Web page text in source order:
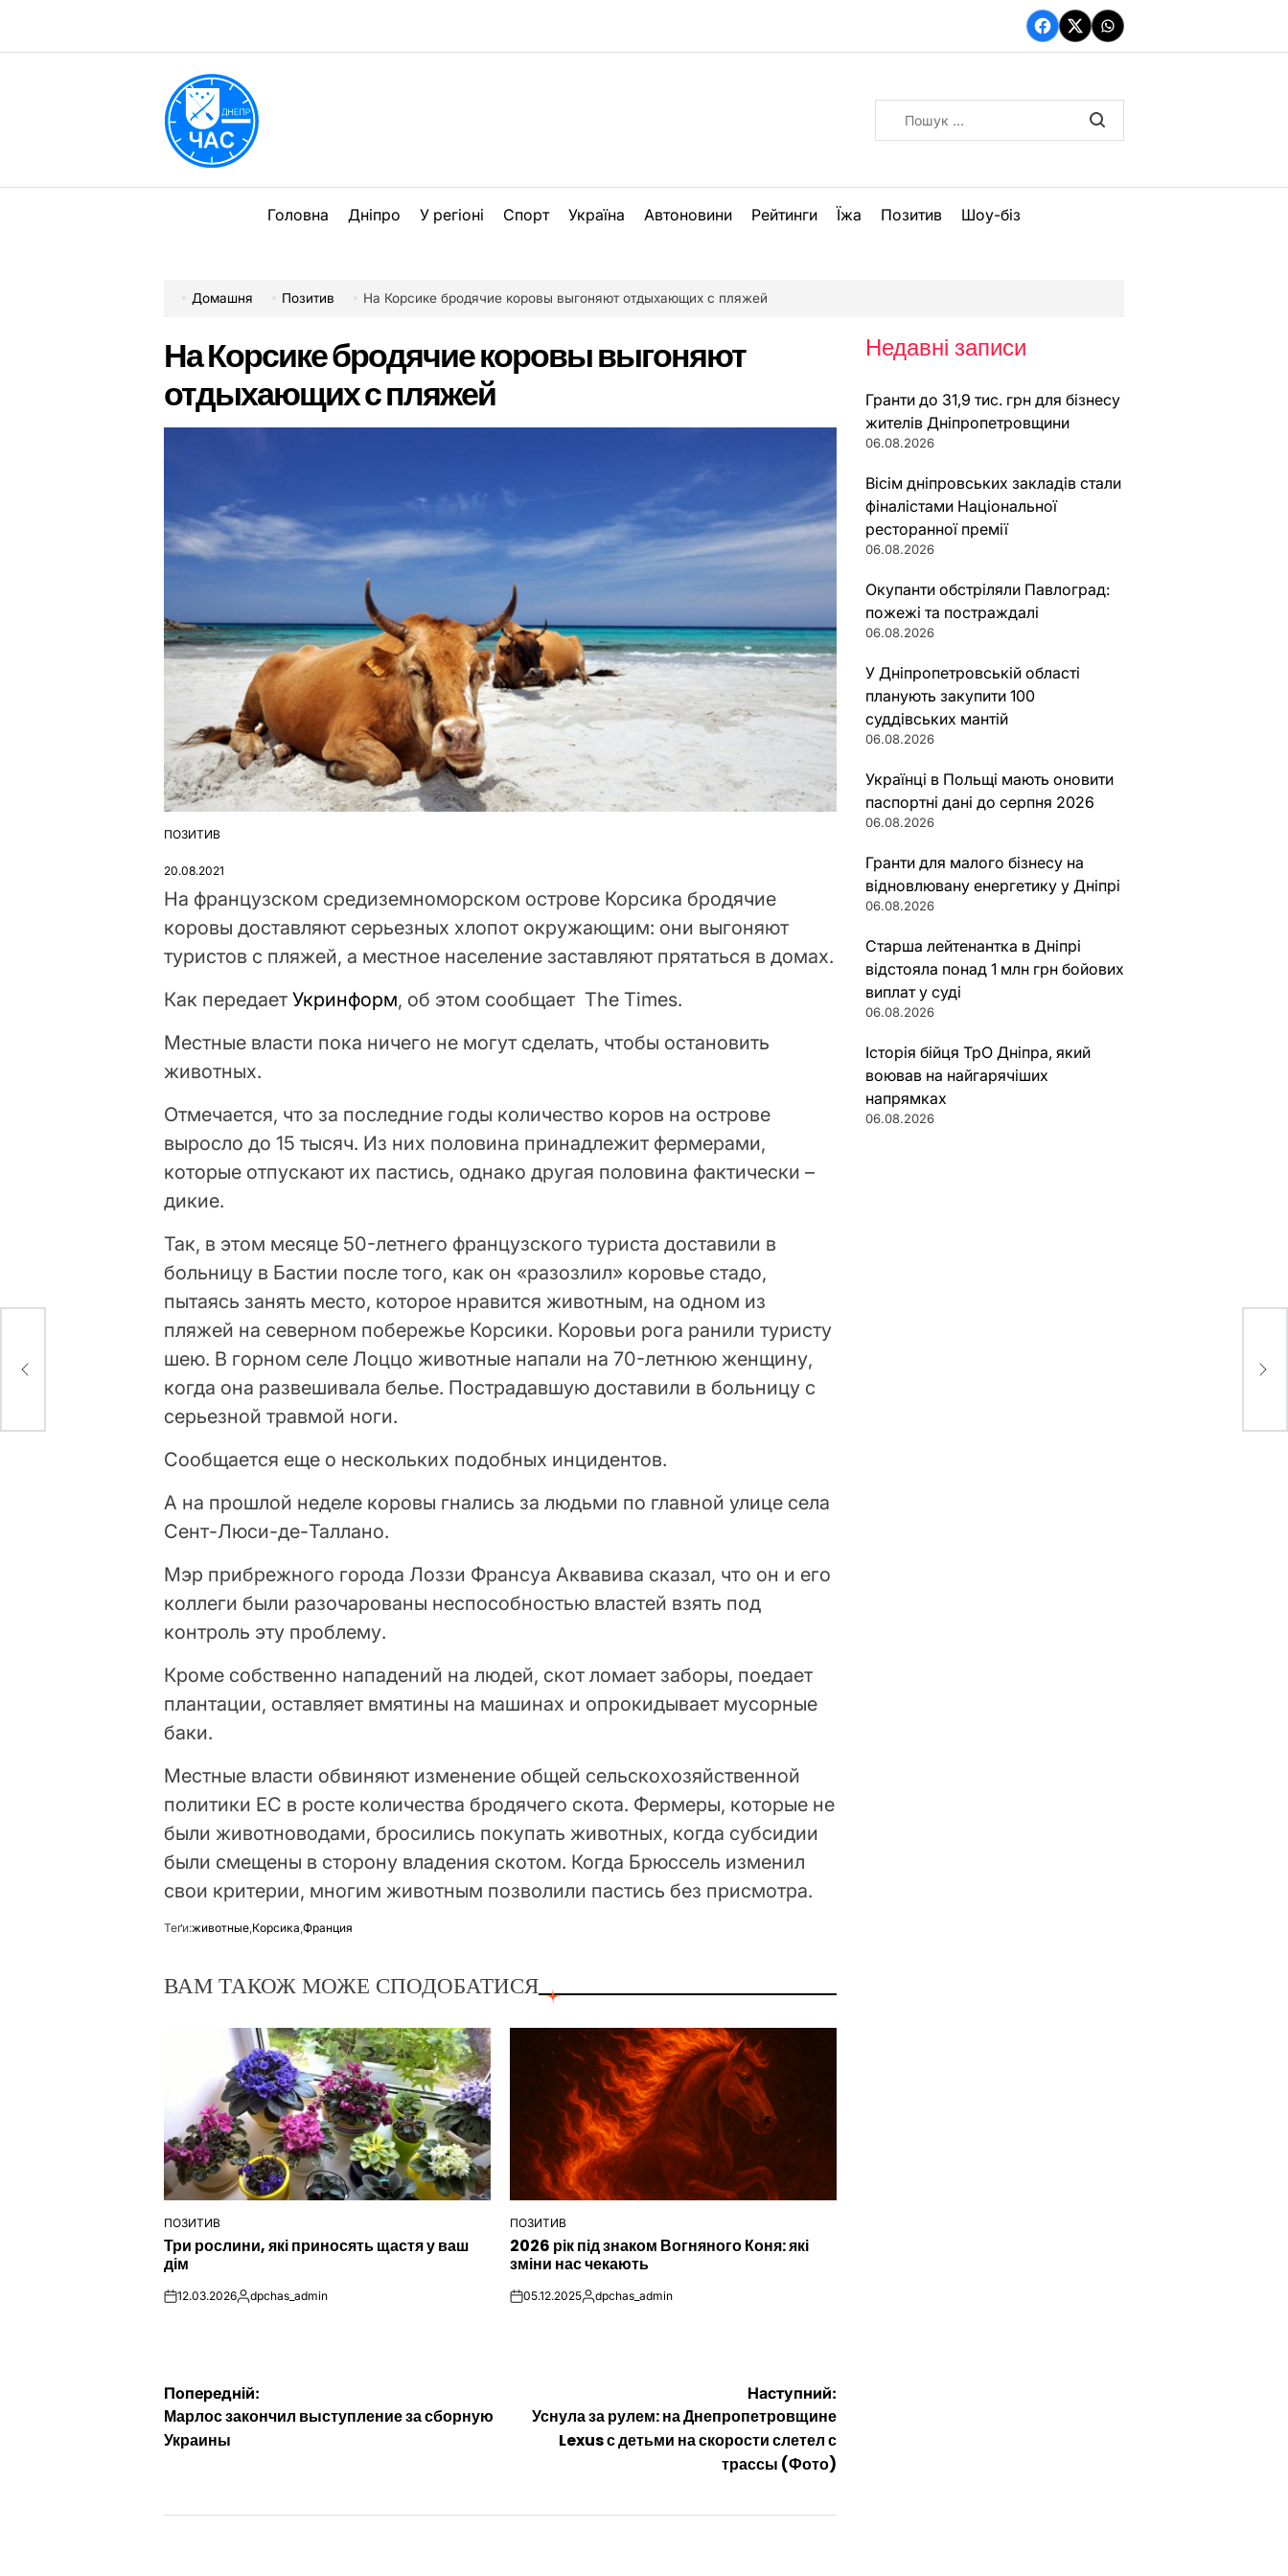
вмісту
Facebook
TwitterWhatsApp
Головна Дніпро У регіоні Спорт Україна Автоновини Рейтинги Їжа Позитив Шоу-біз
Домашня Позитив На Корсике бродячие коровы выгоняют отдыхающих с пляжей
На Корсике бродячие коровы выгоняют
отдыхающих с пляжей
ОПУБЛІКУВАТИ
ПОЗИТИВ
20.08.2021
На французском средиземноморском острове Корсика бродячие
коровы доставляют серьезных хлопот окружающим: они выгоняют
туристов с пляжей, а местное население заставляют прятаться в домах.
Как передаетУкринформ, об этом сообщает The Times.
Местные власти пока ничего не могут сделать, чтобы остановить
животных.
Отмечается, что за последние годы количество коров на острове
выросло до 15 тысяч. Из них половина принадлежит фермерами,
которые отпускают их пастись, однако другая половина фактически –
дикие.
Так, в этом месяце 50-летнего французского туриста доставили в
больницу в Бастии после того, как он «разозлил» коровье стадо,
пытаясь занять место, которое нравится животным, на одном из
пляжей на северном побережье Корсики. Коровьи рога ранили туристу
шею. В горном селе Лоццо животные напали на 70-летнюю женщину,
когда она развешивала белье. Пострадавшую доставили в больницу с
серьезной травмой ноги.
Сообщается еще о нескольких подобных инцидентов.
А на прошлой неделе коровы гнались за людьми по главной улице села
Сент-Люси-де-Таллано.
Мэр прибрежного города Лоззи Франсуа Аквавива сказал, что он и его
коллеги были разочарованы неспособностью властей взять под
контроль эту проблему.
Кроме собственно нападений на людей, скот ломает заборы, поедает
плантации, оставляет вмятины на машинах и опрокидывает мусорные
баки.
Местные власти обвиняют изменение общей сельскохозяйственной
политики ЕС в росте количества бродячего скота. Фермеры, которые не
были животноводами, бросились покупать животных, когда субсидии
были смещены в сторону владения скотом. Когда Брюссель изменил
свои критерии, многим животным позволили пастись без присмотра.
Теґи:животные Корсика ,Франция
ВАМ ТАКОЖ МОЖЕ СПОДОБАТИСЯ
ОПУБЛІКУВАТИ
ПОЗИТИВ
Три рослини, які приносять щастя у ваш
дім
on12.03.2026Опубліковано
dpchas_admin
ОПУБЛІКУВАТИ
У
ПОЗИТИВ
2026 рік під знаком Вогняного Коня: які
зміни нас чекають
on05.12.2025Опубліковано
dpchas_admin
на
Навігація
записів
Попередній:
Марлос закончил выступление за сборную
Украины
Наступний:
Уснула за рулем: на Днепропетровщине
Lexus с детьми на скорости слетел с
трассы (Фото)
Недавні записи
Гранти до 31,9 тис. грн для бізнесу
жителів Дніпропетровщини
06.08.2026
Вісім дніпровських закладів стали
фіналістами Національної
ресторанної премії
06.08.2026
Окупанти обстріляли Павлоград:
пожежі та постраждалі
06.08.2026
У Дніпропетровській області
планують закупити 100
суддівських мантій
06.08.2026
Українці в Польщі мають оновити
паспортні дані до серпня 2026
06.08.2026
Гранти для малого бізнесу на
відновлювану енергетику у Дніпрі
06.08.2026
Старша лейтенантка в Дніпрі
відстояла понад 1 млн грн бойових
виплат у суді
06.08.2026
Історія бійця ТрО Дніпра, який
воював на найгарячіших
напрямках
06.08.2026